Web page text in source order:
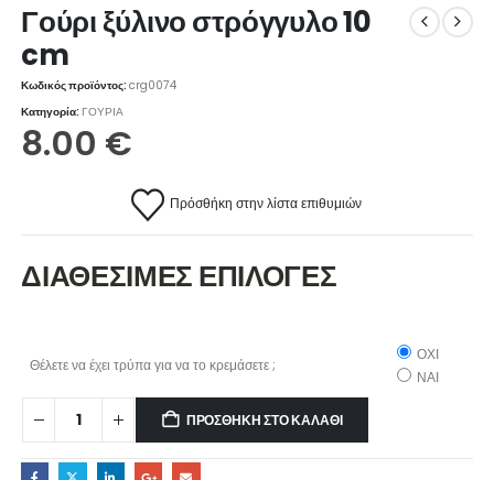
Γούρι ξύλινο στρόγγυλο 10
cm
Κωδικός προϊόντος:crg0074
Κατηγορία:ΓΟΥΡΙΑ
8.00 €
Πρόσθήκη στην λίστα επιθυμιών
ΔΙΑΘΕΣΙΜΕΣ ΕΠΙΛΟΓΕΣ
Θέλετε να έχει τρύπα για να το κρεμάσετε ;
ΟΧΙ
ΝΑΙ
ΠΡΟΣΘΉΚΗ ΣΤΟ ΚΑΛΆΘΙ